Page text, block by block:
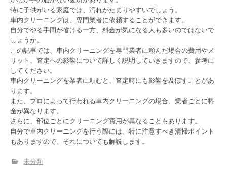
特に子供がいる家庭では、汚れがたまりやすいでしょう。
車内クリーニングは、専門業者に依頼することができます。
自分でやる手間が省ける一方、料金が気になる人も多いのではないで
しょうか。
この記事では、車内クリーニングを専門業者に頼んだ場合の費用やメ
リット、査定への影響について詳しく説明していきますので、参考に
してください。
車内クリーニングを業者に頼むと、査定時にも影響を及ぼすことがあ
ります。
また、プロによって行われる車内クリーニングの場合、業者ごとに料
金が異なります。
さらに、部位ごとにクリーニング費用が異なることもあります。
自分で車内クリーニングを行う際には、特に注意すべき清掃ポイント
もありますので、それについても解説します。
未分類